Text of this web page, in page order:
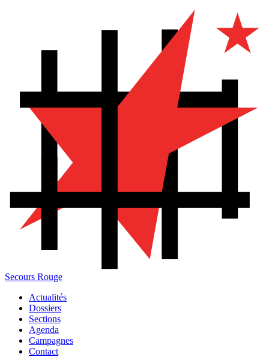
Secours Rouge
Actualités
Dossiers
Sections
Agenda
Campagnes
Contact